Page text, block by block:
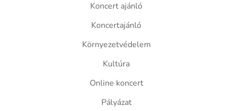
Koncert ajánló
Koncertajánló
Környezetvédelem
Kultúra
Online koncert
Pályázat